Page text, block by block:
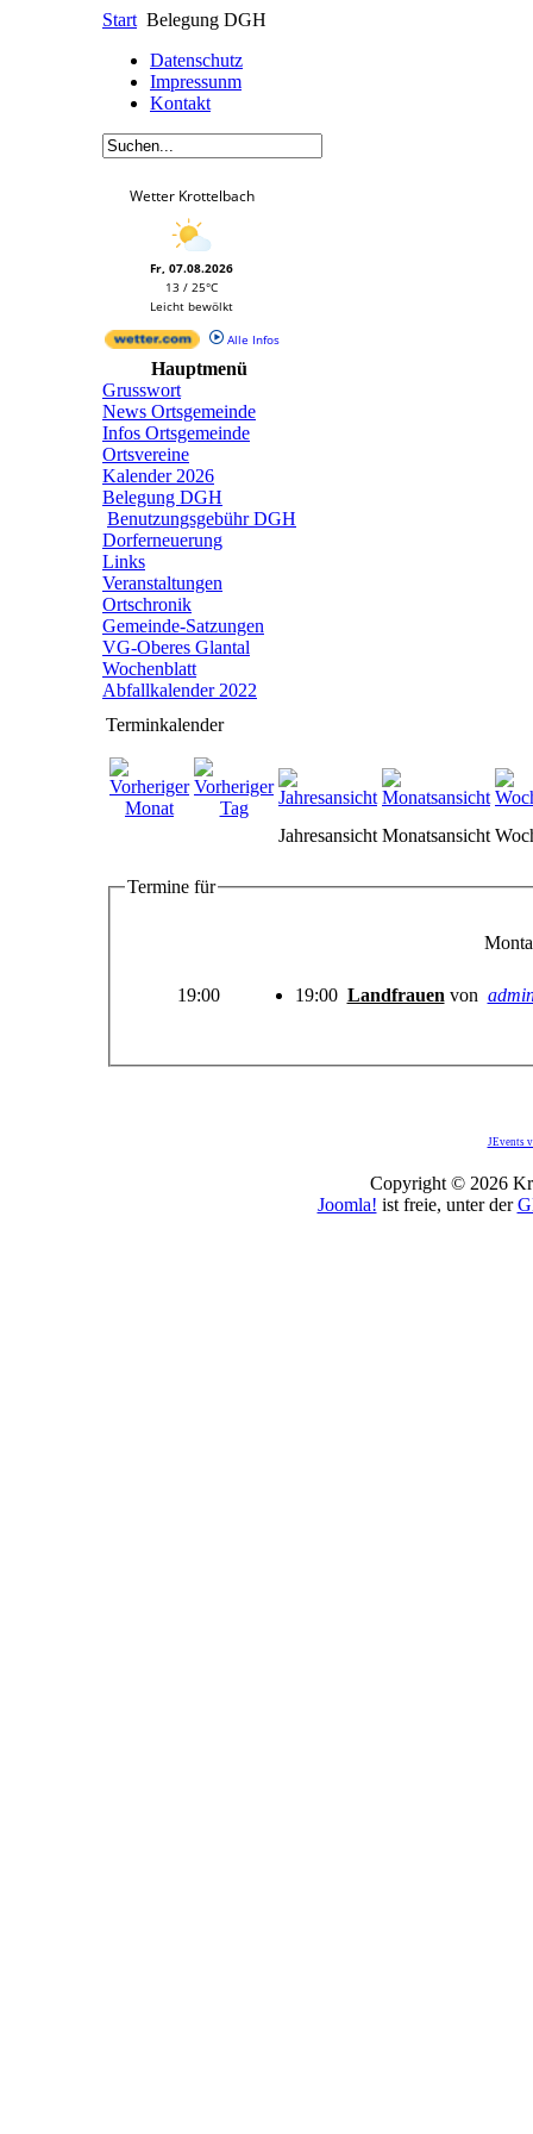
Start Belegung DGH
Datenschutz
Impressunm
Kontakt
Wetter Krottelbach
Fr, 07.08.2026
13 / 25°C
Leicht bewölkt
Alle Infos
Hauptmenü
Grusswort
News Ortsgemeinde
Infos Ortsgemeinde
Ortsvereine
Kalender 2026
Belegung DGH
Benutzungsgebühr DGH
Dorferneuerung
Links
Veranstaltungen
Ortschronik
Gemeinde-Satzungen
VG-Oberes Glantal
Wochenblatt
Abfallkalender 2022
Terminkalender
Jahresansicht Monatsansicht
Termine für
19:00 19:00 Landfrauen von
JEvents
Copyright © 2026
Joomla! ist freie, unter der